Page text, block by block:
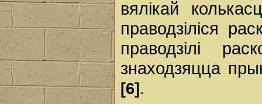
вялікай
праводзіліся
праводзілі
знаходзяцца
[6] .